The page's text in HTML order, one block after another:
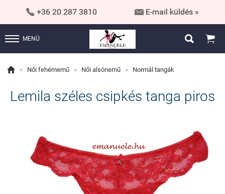
 +36 20 287 3810  E-mail küldés »
MENÜ  
 » Női fehérnemű » Női alsónemű » Normál tangák
Lemila széles csipkés tanga piros